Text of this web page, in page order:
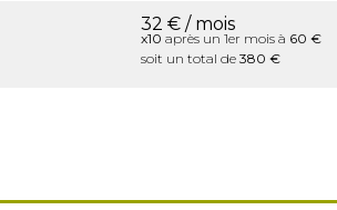
32 € / mois
x10 après un 1er mois à 60 €
soit un total de 380 €